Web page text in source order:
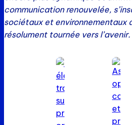
communication renouvelée,
sociétaux et environnementaux
résolument tournée vers